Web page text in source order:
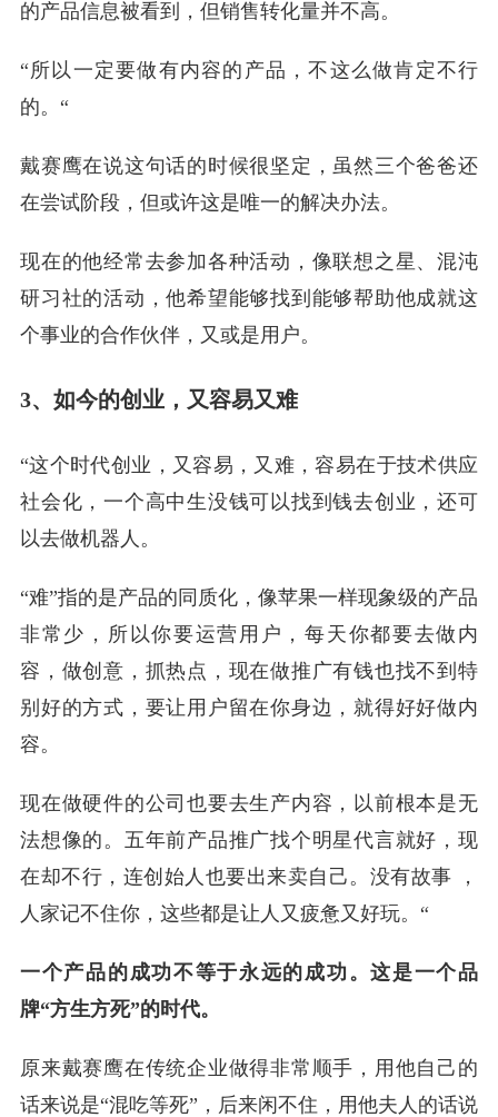
的产品信息被看到，但销售转化量并不高。
“所以一定要做有内容的产品，不这么做肯定不行
的。“
戴赛鹰在说这句话的时候很坚定，虽然三个爸爸还
在尝试阶段，但或许这是唯一的解决办法。
现在的他经常去参加各种活动，像联想之星、混沌
研习社的活动，他希望能够找到能够帮助他成就这
个事业的合作伙伴，又或是用户。
3、如今的创业，又容易又难
“这个时代创业，又容易，又难，容易在于技术供应
社会化，一个高中生没钱可以找到钱去创业，还可
以去做机器人。
“难”指的是产品的同质化，像苹果一样现象级的产品
非常少，所以你要运营用户，每天你都要去做内
容，做创意，抓热点，现在做推广有钱也找不到特
别好的方式，要让用户留在你身边，就得好好做内
容。
现在做硬件的公司也要去生产内容，以前根本是无
法想像的。五年前产品推广找个明星代言就好，现
在却不行，连创始人也要出来卖自己。没有故事 ，
人家记不住你，这些都是让人又疲惫又好玩。“
一个产品的成功不等于永远的成功。这是一个品
牌“方生方死”的时代。
原来戴赛鹰在传统企业做得非常顺手，用他自己的
话来说是“混吃等死”，后来闲不住，用他夫人的话说